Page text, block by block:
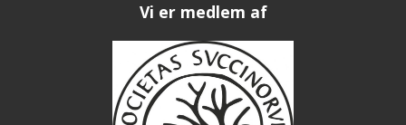
Vi er medlem af